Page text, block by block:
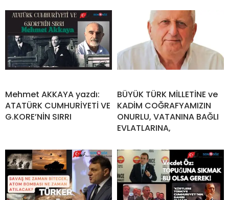
Mehmet AKKAYA yazdı:
ATATÜRK CUMHURİYETİ VE
G.KORE’NİN SIRRI
BÜYÜK TÜRK MİLLETİNE ve
KADİM COĞRAFYAMIZIN
ONURLU, VATANINA BAĞLI
EVLATLARINA,